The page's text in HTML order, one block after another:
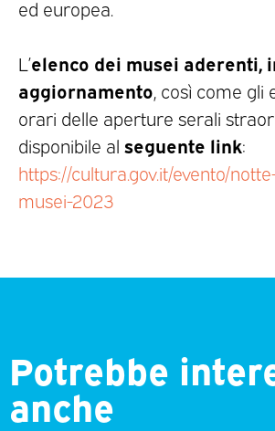
ed europea.
L’elenco dei musei aderenti,
aggiornamento , così come gli
orari delle aperture serali
disponibile al seguente link:
https://cultura.gov.it/evento/
musei-2023
Potrebbe
anche